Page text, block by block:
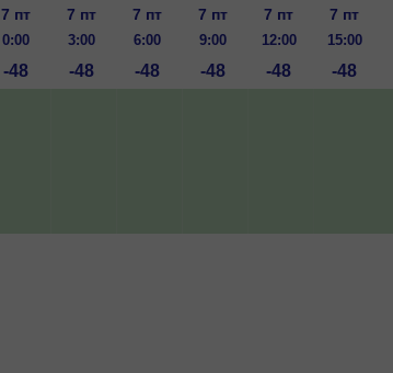
7 пт 7 пт 7 пт 7 пт 7 пт 7 пт
0:00 3:00 6:00 9:00 12:00 15:00
-48 -48 -48 -48 -48 -48